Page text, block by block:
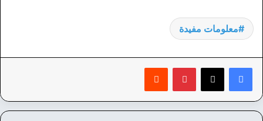
معلومات مفيدة
بينتيريست